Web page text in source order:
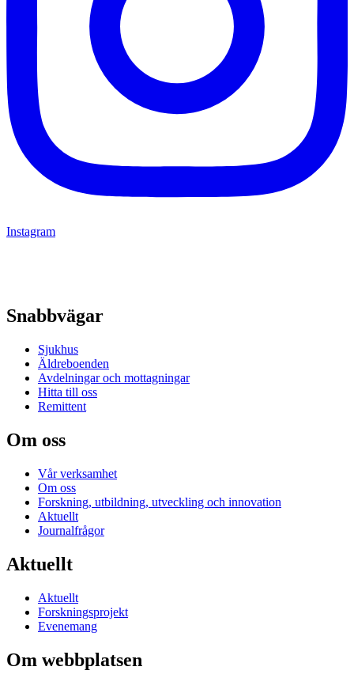
Instagram
Snabbvägar
Sjukhus
Äldreboenden
Avdelningar och mottagningar
Hitta till oss
Remittent
Om oss
Vår verksamhet
Om oss
Forskning, utbildning, utveckling och innovation
Aktuellt
Journalfrågor
Aktuellt
Aktuellt
Forskningsprojekt
Evenemang
Om webbplatsen